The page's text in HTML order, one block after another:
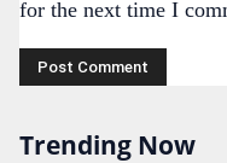
for the next time I
Trending Now